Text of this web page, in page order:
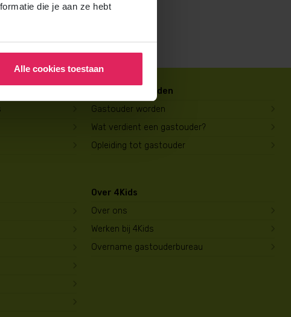
die je aan ze hebt
Alle cookies toestaan
Gastouder worden
Gastouder worden
Wat verdient een gastouder?
Opleiding tot gastouder
Over 4Kids
Over ons
Werken bij 4Kids
Overname gastouderbureau